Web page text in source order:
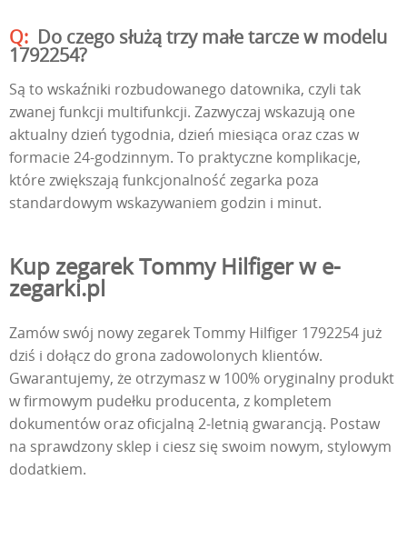
Do czego służą trzy małe tarcze w modelu
1792254?
Są to wskaźniki rozbudowanego datownika, czyli tak
zwanej funkcji multifunkcji. Zazwyczaj wskazują one
aktualny dzień tygodnia, dzień miesiąca oraz czas w
formacie 24-godzinnym. To praktyczne komplikacje,
które zwiększają funkcjonalność zegarka poza
standardowym wskazywaniem godzin i minut.
Kup zegarek Tommy Hilfiger w e-
zegarki.pl
Zamów swój nowy zegarek Tommy Hilfiger 1792254 już
dziś i dołącz do grona zadowolonych klientów.
Gwarantujemy, że otrzymasz w 100% oryginalny produkt
w firmowym pudełku producenta, z kompletem
dokumentów oraz oficjalną 2-letnią gwarancją. Postaw
na sprawdzony sklep i ciesz się swoim nowym, stylowym
dodatkiem.